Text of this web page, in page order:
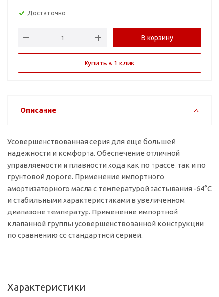
Достаточно
В корзину
Купить в 1 клик
Описание
Усовершенствованная серия для еще большей
надежности и комфорта. Обеспечение отличной
управляемости и плавности хода как по трассе, так и по
грунтовой дороге. Применение импортного
амортизаторного масла с температурой застывания -64°C
и стабильными характеристиками в увеличенном
диапазоне температур. Применение импортной
клапанной группы усовершенствованной конструкции
по сравнению со стандартной серией.
Характеристики